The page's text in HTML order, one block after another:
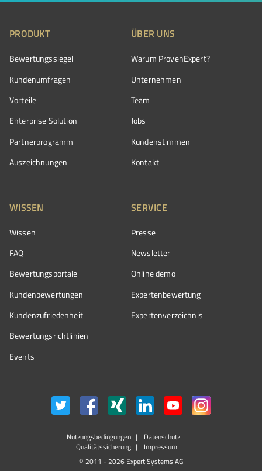
PRODUKT
Bewertungssiegel
Kundenumfragen
Vorteile
Enterprise Solution
Partnerprogramm
Auszeichnungen
ÜBER UNS
Warum ProvenExpert?
Unternehmen
Team
Jobs
Kundenstimmen
Kontakt
WISSEN
Wissen
FAQ
Bewertungsportale
Kundenbewertungen
Kundenzufriedenheit
Bewertungs­richtlinien
Events
SERVICE
Presse
Newsletter
Online demo
Expertenbewertung
Expertenverzeichnis
Nutzungsbedingungen
Datenschutz
Qualitätssicherung
Impressum
© 2011 - 2026 Expert Systems AG